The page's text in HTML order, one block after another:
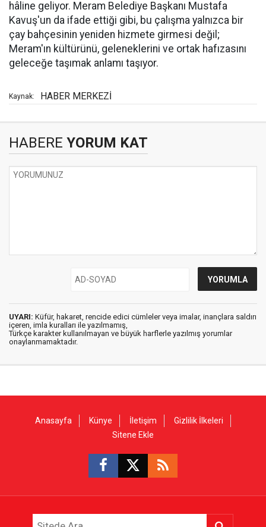
hâline geliyor. Meram Belediye Başkanı Mustafa
Kavuş'un da ifade ettiği gibi, bu çalışma yalnızca bir
çay bahçesinin yeniden hizmete girmesi değil;
Meram'ın kültürünü, geleneklerini ve ortak hafızasını
geleceğe taşımak anlamı taşıyor.
Kaynak: HABER MERKEZİ
HABERE YORUM KAT
UYARI: Küfür, hakaret, rencide edici cümleler veya imalar, inançlara saldırı
içeren, imla kuralları ile yazılmamış,
Türkçe karakter kullanılmayan ve büyük harflerle yazılmış yorumlar
onaylanmamaktadır.
Anasayfa Künye İletişim
Gizlilik İlkeleri
Sitene Ekle